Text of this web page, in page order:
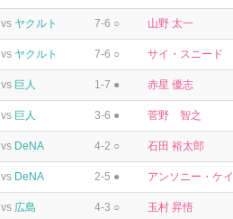
vs ヤクルト 7-6 ○ 山野 太一
vs ヤクルト 7-6 ○ サイ・スニード
vs 巨人 1-7 ● 赤星 優志
vs 巨人 3-6 ● 菅野 智之
vs DeNA 4-2 ○ 石田 裕太郎
vs DeNA 2-5 ● アンソニー・ケイ
vs 広島 4-3 ○ 玉村 昇悟